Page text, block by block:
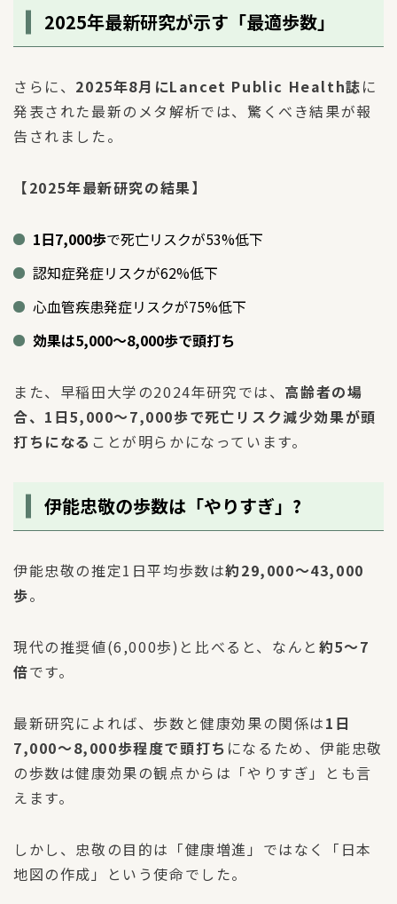
2025年最新研究が示す「最適歩数」
さらに、 2025年8月にLancet Public Health誌に
発表された最新のメタ解析では、驚くべき結果が報
告されました。
【2025年最新研究の結果】
1日7,000歩で死亡リスクが53%低下
認知症発症リスクが62%低下
心血管疾患発症リスクが75%低下
効果は5,000〜8,000歩で頭打ち
また、早稲田大学の2024年研究では、 高齢者の場
合、1日5,000〜7,000歩で死亡リスク減少効果が頭
打ちになる ことが明らかになっています。
伊能忠敬の歩数は「やりすぎ」?
伊能忠敬の推定1日平均歩数は約29,000〜43,000
歩。
現代の推奨値(6,000歩)と比べると、なんと 約5〜7
倍です。
最新研究によれば、歩数と健康効果の関係は1日
7,000〜8,000歩程度で頭打ち になるため、伊能忠敬
の歩数は健康効果の観点からは「やりすぎ」とも言
えます。
しかし、忠敬の目的は「健康増進」ではなく「日本
地図の作成」という使命でした。